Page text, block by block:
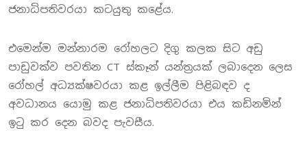
ජනාධිපතිවරයා කටයුතු කළේය.
එමෙන්ම මන්නාරම රෝහලට දිගු කලක සිට අඩු
පාඩුවක්ව පවතින CT ස්කෑන් යන්ත්‍රයක් ලබාදෙන ලෙස
රෝහල් අධ්‍යක්ෂවරයා කළ ඉල්ලීම පිළිබඳව ද
අවධානය යොමු කළ ජනාධිපතිවරයා එය කඩිනමින්
ඉටු කර දෙන බවද පැවසීය.